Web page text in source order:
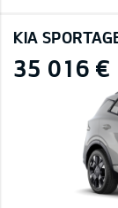
KIA
35 016 €